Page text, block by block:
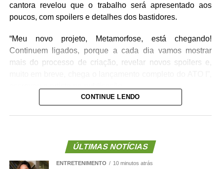
cantora revelou que o trabalho será apresentado aos
poucos, com spoilers e detalhes dos bastidores.
“Meu novo projeto, Metamorfose, está chegando!
Continuem ligados, porque a cada dia vamos mostrar
mais do processo de criação, revelar novos spoilers e,
A cantora ainda convidou o público a acompanhar essa
nos próximos dias. Confira abaixo:
CONTINUE LENDO
ÚLTIMAS NOTÍCIAS
ENTRETENIMENTO 10 minutos atrás